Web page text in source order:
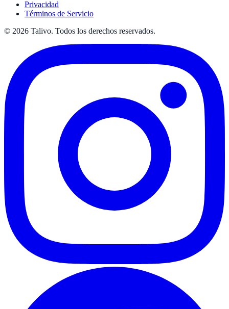
Privacidad
Términos de Servicio
© 2026 Talivo. Todos los derechos reservados.